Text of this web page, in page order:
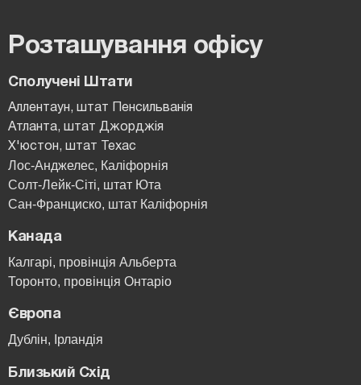
Розташування офісу
Сполучені Штати
Аллентаун, штат Пенсильванія
Атланта, штат Джорджія
Х'юстон, штат Техас
Лос-Анджелес, Каліфорнія
Солт-Лейк-Сіті, штат Юта
Сан-Франциско, штат Каліфорнія
Канада
Калгарі, провінція Альберта
Торонто, провінція Онтаріо
Європа
Дублін, Ірландія
Близький Схід